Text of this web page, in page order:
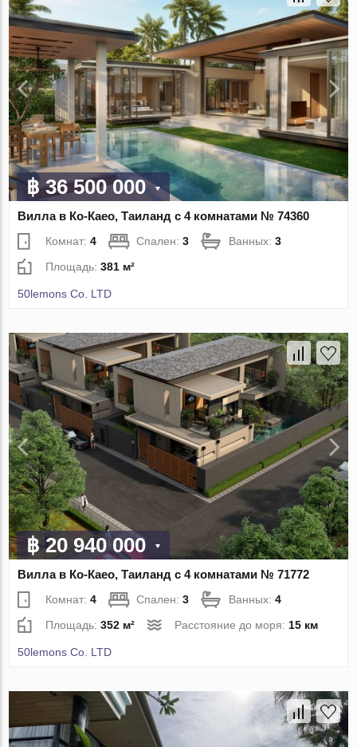
฿ 36 500 000
Вилла в Ко-Каео, Таиланд с 4 комнатами № 74360
Комнат:4 Спален:3 Ванных:3
Площадь:381 м²
50lemons Co. LTD
฿ 20 940 000
Вилла в Ко-Каео, Таиланд с 4 комнатами № 71772
Комнат:4 Спален:3 Ванных:4
Площадь:352 м² Расстояние до моря: 15 км
50lemons Co. LTD